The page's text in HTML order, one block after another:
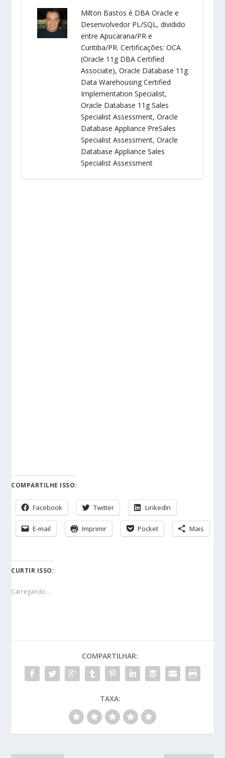
Milton Bastos é DBA Oracle e
Desenvolvedor PL/SQL, dividido
entre Apucarana/PR e
Curitiba/PR. Certificações: OCA
(Oracle 11g DBA Certified
Associate), Oracle Database 11g
Data Warehousing Certified
Implementation Specialist,
Oracle Database 11g Sales
Specialist Assessment, Oracle
Database Appliance PreSales
Specialist Assessment, Oracle
Database Appliance Sales
Specialist Assessment
COMPARTILHE ISSO:
Facebook Twitter LinkedIn
E-mail Imprimir Pocket Mais
CURTIR ISSO:
Carregando...
COMPARTILHAR:
TAXA: